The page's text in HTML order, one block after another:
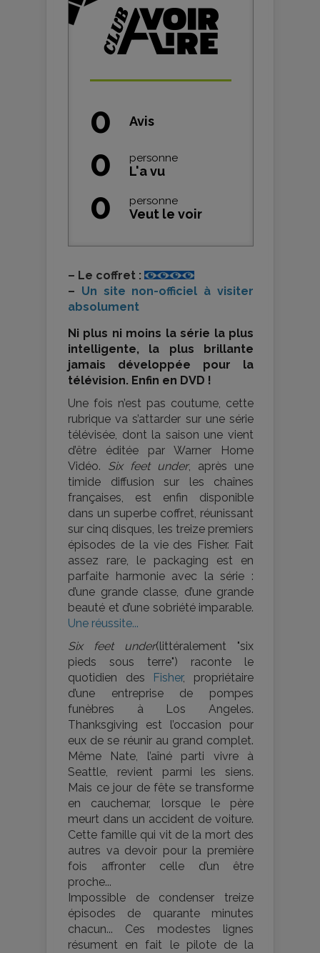
0 Avis
0 personne
L'a vu
0 personne
Veut le voir
– Le coffret :
– Un site non-officiel à visiter
absolument
Ni plus ni moins la série la plus
intelligente, la plus brillante
jamais développée pour la
télévision. Enfin en DVD !
Une fois n’est pas coutume, cette
rubrique va s’attarder sur une série
télévisée, dont la saison une vient
d’être éditée par Warner Home
Vidéo. Six feet under, après une
timide diffusion sur les chaînes
françaises, est enfin disponible
dans un superbe coffret, réunissant
sur cinq disques, les treize premiers
épisodes de la vie des Fisher. Fait
assez rare, le packaging est en
parfaite harmonie avec la série :
d’une grande classe, d’une grande
beauté et d’une sobriété imparable.
Une réussite...
Six feet under(littéralement "six
pieds sous terre") raconte le
quotidien des Fisher, propriétaire
d’une entreprise de pompes
funèbres à Los Angeles.
Thanksgiving est l’occasion pour
eux de se réunir au grand complet.
Même Nate, l’aîné parti vivre à
Seattle, revient parmi les siens.
Mais ce jour de fête se transforme
en cauchemar, lorsque le père
meurt dans un accident de voiture.
Cette famille qui vit de la mort des
autres va devoir pour la première
fois affronter celle d’un être
proche...
Impossible de condenser treize
épisodes de quarante minutes
chacun... Ces modestes lignes
résument en fait le pilote de la